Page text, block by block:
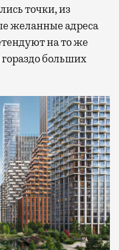
точки, из
желанные адреса
на то же
гораздо больших